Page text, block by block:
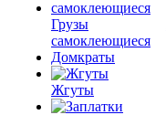
Грузы
самоклеющиеся
Домкраты
Жгуты